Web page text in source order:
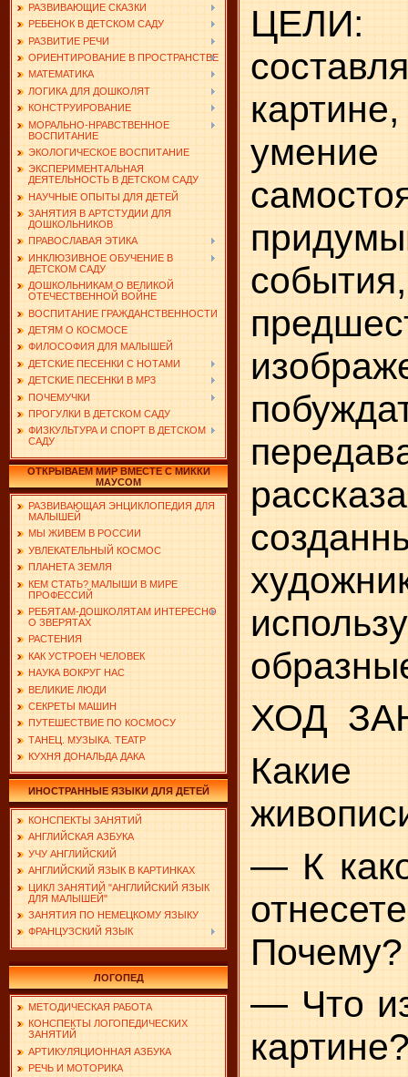
РАЗВИВАЮЩИЕ СКАЗКИ
РЕБЕНОК В ДЕТСКОМ САДУ
РАЗВИТИЕ РЕЧИ
ОРИЕНТИРОВАНИЕ В ПРОСТРАНСТВЕ
МАТЕМАТИКА
ЛОГИКА ДЛЯ ДОШКОЛЯТ
КОНСТРУИРОВАНИЕ
МОРАЛЬНО-НРАВСТВЕННОЕ
ВОСПИТАНИЕ
ЭКОЛОГИЧЕСКОЕ ВОСПИТАНИЕ
ЭКСПЕРИМЕНТАЛЬНАЯ
ДЕЯТЕЛЬНОСТЬ В ДЕТСКОМ САДУ
НАУЧНЫЕ ОПЫТЫ ДЛЯ ДЕТЕЙ
ЗАНЯТИЯ В АРТСТУДИИ ДЛЯ
ДОШКОЛЬНИКОВ
ПРАВОСЛАВАЯ ЭТИКА
ИНКЛЮЗИВНОЕ ОБУЧЕНИЕ В
ДЕТСКОМ САДУ
ДОШКОЛЬНИКАМ О ВЕЛИКОЙ
ОТЕЧЕСТВЕННОЙ ВОЙНЕ
ВОСПИТАНИЕ ГРАЖДАНСТВЕННОСТИ
ДЕТЯМ О КОСМОСЕ
ФИЛОСОФИЯ ДЛЯ МАЛЫШЕЙ
ДЕТСКИЕ ПЕСЕНКИ С НОТАМИ
ДЕТСКИЕ ПЕСЕНКИ В MP3
ПОЧЕМУЧКИ
ПРОГУЛКИ В ДЕТСКОМ САДУ
ФИЗКУЛЬТУРА И СПОРТ В ДЕТСКОМ
САДУ
ОТКРЫВАЕМ МИР ВМЕСТЕ С МИККИ
МАУСОМ
РАЗВИВАЮЩАЯ ЭНЦИКЛОПЕДИЯ ДЛЯ
МАЛЫШЕЙ
МЫ ЖИВЕМ В РОССИИ
УВЛЕКАТЕЛЬНЫЙ КОСМОС
ПЛАНЕТА ЗЕМЛЯ
КЕМ СТАТЬ? МАЛЫШИ В МИРЕ
ПРОФЕССИЙ
РЕБЯТАМ-ДОШКОЛЯТАМ ИНТЕРЕСНО
О ЗВЕРЯТАХ
РАСТЕНИЯ
КАК УСТРОЕН ЧЕЛОВЕК
НАУКА ВОКРУГ НАС
ВЕЛИКИЕ ЛЮДИ
СЕКРЕТЫ МАШИН
ПУТЕШЕСТВИЕ ПО КОСМОСУ
ТАНЕЦ. МУЗЫКА. ТЕАТР
КУХНЯ ДОНАЛЬДА ДАКА
ИНОСТРАННЫЕ ЯЗЫКИ ДЛЯ ДЕТЕЙ
КОНСПЕКТЫ ЗАНЯТИЙ
АНГЛИЙСКАЯ АЗБУКА
УЧУ АНГЛИЙСКИЙ
АНГЛИЙСКИЙ ЯЗЫК В КАРТИНКАХ
ЦИКЛ ЗАНЯТИЙ "АНГЛИЙСКИЙ ЯЗЫК
ДЛЯ МАЛЫШЕЙ"
ЗАНЯТИЯ ПО НЕМЕЦКОМУ ЯЗЫКУ
ФРАНЦУЗСКИЙ ЯЗЫК
ЛОГОПЕД
МЕТОДИЧЕСКАЯ РАБОТА
КОНСПЕКТЫ ЛОГОПЕДИЧЕСКИХ
ЗАНЯТИЙ
АРТИКУЛЯЦИОННАЯ АЗБУКА
РЕЧЬ И МОТОРИКА
умение
события,
ХОД
— К
Почему?
— Что